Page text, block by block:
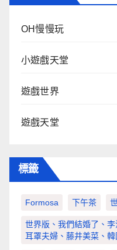
OH慢慢玩
小遊戲天堂
遊戲世界
遊戲天堂
標籤
Formosa 下午茶
世界版、我們結婚了、
耳罩夫婦、藤井美菜、